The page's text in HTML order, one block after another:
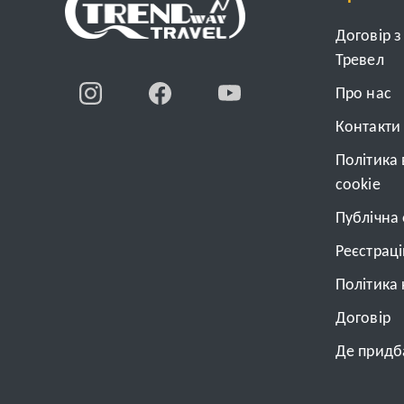
Договір
Тревел
Про нас
Контакти
cookie
Політика
Договiр
Де